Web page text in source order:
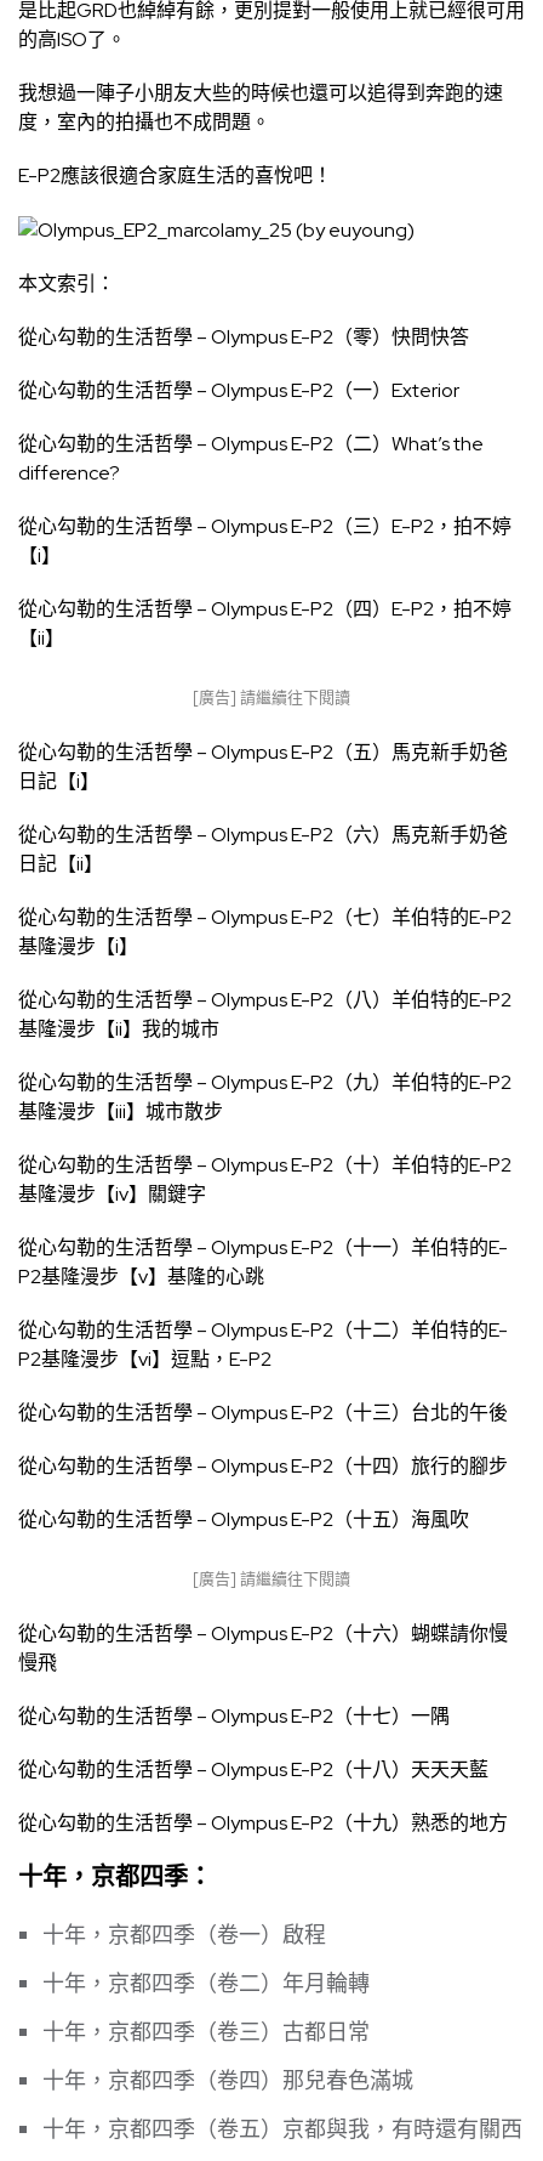
是比起GRD也綽綽有餘，更別提對一般使用上就已經很可用
的高ISO了。
我想過一陣子小朋友大些的時候也還可以追得到奔跑的速
度，室內的拍攝也不成問題。
E-P2應該很適合家庭生活的喜悅吧！
本文索引：
從心勾勒的生活哲學 – Olympus E-P2（零）快問快答
從心勾勒的生活哲學 – Olympus E-P2（一）Exterior
從心勾勒的生活哲學 – Olympus E-P2（二）What’s the
difference?
從心勾勒的生活哲學 – Olympus E-P2（三）E-P2，拍不婷
【i】
從心勾勒的生活哲學 – Olympus E-P2（四）E-P2，拍不婷
【ii】
[廣告] 請繼續往下閱讀
從心勾勒的生活哲學 – Olympus E-P2（五）馬克新手奶爸
日記【i】
從心勾勒的生活哲學 – Olympus E-P2（六）馬克新手奶爸
日記【ii】
從心勾勒的生活哲學 – Olympus E-P2（七）羊伯特的E-P2
基隆漫步【i】
從心勾勒的生活哲學 – Olympus E-P2（八）羊伯特的E-P2
基隆漫步【ii】我的城市
從心勾勒的生活哲學 – Olympus E-P2（九）羊伯特的E-P2
基隆漫步【iii】城市散步
從心勾勒的生活哲學 – Olympus E-P2（十）羊伯特的E-P2
基隆漫步【iv】關鍵字
從心勾勒的生活哲學 – Olympus E-P2（十一）羊伯特的E-
P2基隆漫步【v】基隆的心跳
從心勾勒的生活哲學 – Olympus E-P2（十二）羊伯特的E-
P2基隆漫步【vi】逗點，E-P2
從心勾勒的生活哲學 – Olympus E-P2（十三）台北的午後
從心勾勒的生活哲學 – Olympus E-P2（十四）旅行的腳步
從心勾勒的生活哲學 – Olympus E-P2（十五）海風吹
[廣告] 請繼續往下閱讀
從心勾勒的生活哲學 – Olympus E-P2（十六）蝴蝶請你慢
慢飛
從心勾勒的生活哲學 – Olympus E-P2（十七）一隅
從心勾勒的生活哲學 – Olympus E-P2（十八）天天天藍
從心勾勒的生活哲學 – Olympus E-P2（十九）熟悉的地方
十年，京都四季：
十年，京都四季（卷一）啟程
十年，京都四季（卷二）年月輪轉
十年，京都四季（卷三）古都日常
十年，京都四季（卷四）那兒春色滿城
十年，京都四季（卷五）京都與我，有時還有關西